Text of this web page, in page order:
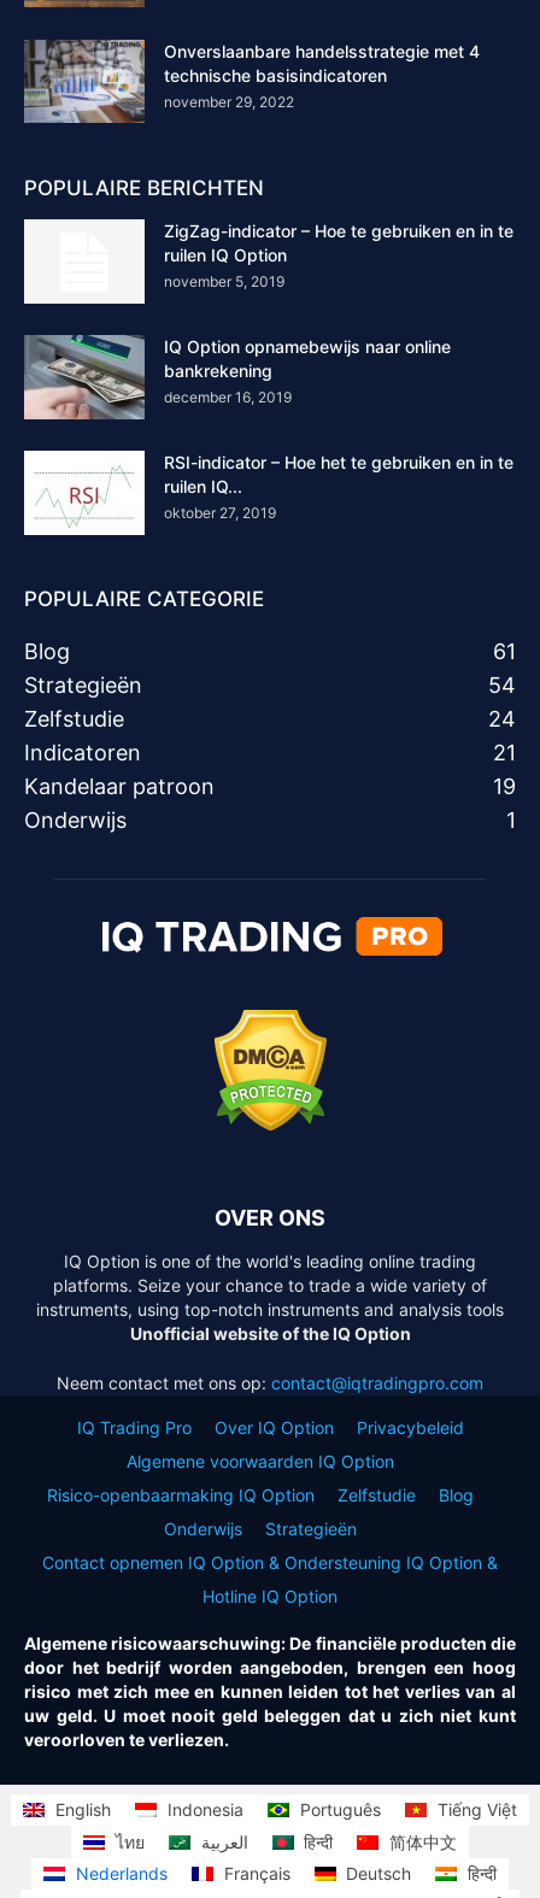
Onverslaanbare handelsstrategie met 4
technische basisindicatoren
november 29, 2022
POPULAIRE BERICHTEN
ZigZag-indicator – Hoe te gebruiken en in te
ruilen IQ Option
november 5, 2019
IQ Option opnamebewijs naar online
bankrekening
december 16, 2019
RSI-indicator – Hoe het te gebruiken en in te
ruilen IQ...
oktober 27, 2019
POPULAIRE CATEGORIE
Blog
61
Strategieën
54
Zelfstudie
24
Indicatoren
21
Kandelaar patroon
19
Onderwijs
1
OVER ONS
IQ Option is one of the world's leading online trading
platforms. Seize your chance to trade a wide variety of
instruments, using top-notch instruments and analysis tools
Unofficial website of the IQ Option
Neem contact met ons op: contact@iqtradingpro.com
IQ Trading Pro Over IQ Option
Privacybeleid
Algemene voorwaarden IQ Option
Risico-openbaarmaking IQ Option
Zelfstudie
Blog
Onderwijs
Strategieën
Contact opnemen IQ Option & Ondersteuning IQ Option &
Hotline IQ Option
Algemene risicowaarschuwing: De financiële producten die
door het bedrijf worden aangeboden, brengen een hoog
risico met zich mee en kunnen leiden tot het verlies van al
uw geld. U moet nooit geld beleggen dat u zich niet kunt
veroorloven te verliezen.
English Indonesia Português
Tiếng Việt
ไทย
العربية हिन्दी
简体中文
Nederlands
Français Deutsch
हिन्दी